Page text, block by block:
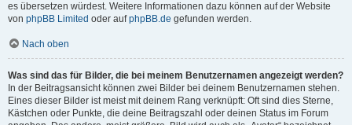
es übersetzen würdest. Weitere Informationen dazu können auf der Website
von phpBB Limited oder aufphpBB.de gefunden werden.
Nach oben
Was sind das für Bilder, die bei meinem Benutzernamen angezeigt werden?
In der Beitragsansicht können zwei Bilder bei deinem Benutzernamen stehen.
Eines dieser Bilder ist meist mit deinem Rang verknüpft: Oft sind dies Sterne,
Kästchen oder Punkte, die deine Beitragszahl oder deinen Status im Forum